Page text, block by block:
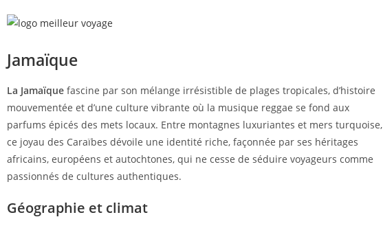
Jamaïque
La Jamaïque fascine par son mélange irrésistible de plages tropicales, d’histoire
mouvementée et d’une culture vibrante où la musique reggae se fond aux
parfums épicés des mets locaux. Entre montagnes luxuriantes et mers turquoise,
ce joyau des Caraïbes dévoile une identité riche, façonnée par ses héritages
africains, européens et autochtones, qui ne cesse de séduire voyageurs comme
passionnés de cultures authentiques.
Géographie et climat